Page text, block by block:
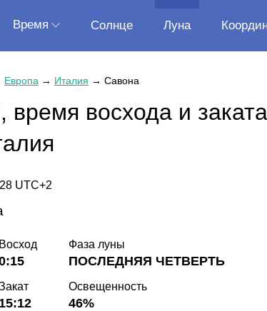
Время Солнце Луна
Европа → Италия → Савона
восхода и
UTC+2
Восход
15:12
Фаза луны
ПОСЛЕДНЯЯ ЧЕТВЕРТЬ
Освещенность
46%